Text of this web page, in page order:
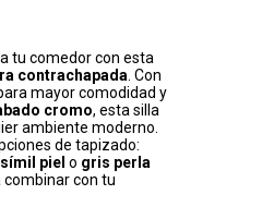
a tu comedor con esta
contrachapada. Con
mayor comodidad y
cromo, esta silla
ambiente moderno.
de tapizado:
piel o gris perla
combinar con tu